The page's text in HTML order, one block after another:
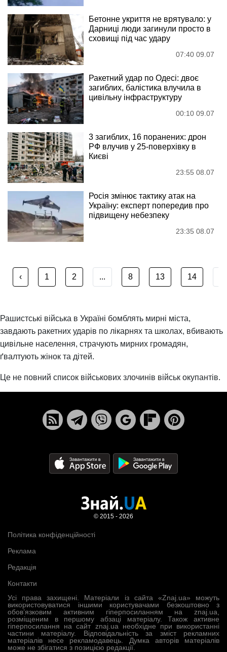
Бетонне укриття не врятувало: у
Дарниці люди загинули просто в
сховищі під час удару
07:40 09.07
Ракетний удар по Одесі: двоє
загиблих, балістика влучила в
цивільну інфраструктуру
00:10 09.07
3 загиблих, 16 поранених: дрон
РФ влучив у 25-поверхівку в
Києві
23:55 08.07
Росія змінює тактику атак на
Україну: експерт попередив про
підвищену небезпеку
23:35 08.07
‹ 1 2 ... 8 13 14
Рашистські війська в Україні бомблять мирні міста,
завдають ракетних ударів по лікарнях та школах, вбивають
цивільне населення, страчують мирних громадян,
ґвалтують жінок та дітей.
Це не повний список військових злочинів військ окупантів.
Усі права захищені. Матеріали із сайта «Znaj.ua» можуть
використовуватися іншими користувачами безкоштовно з
обов’язковим активним гіперпосиланням на znaj.ua,
розміщеним в першому абзаці матеріалу. Також активне
гіперпосилання на сайт znaj.ua необхідне при використанні
частини матеріалу. Відповідальність за зміст рекламних
матеріалів несе рекламодавець. Думка авторів матеріалів
може не збігатися з позицією редакції.
Політика конфіденційності
Реклама
Редакція
Контакти
© 2015 - 2026